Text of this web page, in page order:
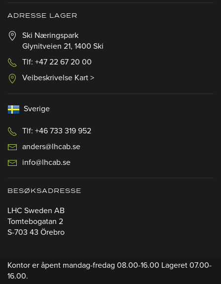
ADRESSE LAGER
Ski Næringspark
Glynitveien 21, 1400 Ski
Tlf: +47 22 67 20 00
Veibeskrivelse Kart >
Sverige
Tlf: +46 733 319 952
anders@lhcab.se
info@lhcab.se
BESØKSADRESSE
LHC Sweden AB
Tomtebogatan 2
S-703 43 Örebro
Kontor er åpent mandag-fredag 08.00-16.00 Lageret 07.00-
16.00.